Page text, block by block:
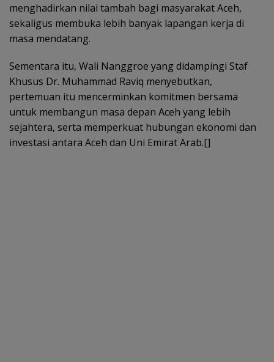
menghadirkan nilai tambah bagi masyarakat Aceh,
sekaligus membuka lebih banyak lapangan kerja di
masa mendatang.
Sementara itu, Wali Nanggroe yang didampingi Staf
Khusus Dr. Muhammad Raviq menyebutkan,
pertemuan itu mencerminkan komitmen bersama
untuk membangun masa depan Aceh yang lebih
sejahtera, serta memperkuat hubungan ekonomi dan
investasi antara Aceh dan Uni Emirat Arab.[]